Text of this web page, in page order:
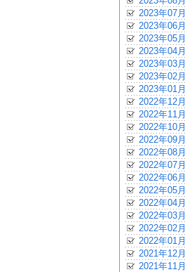
2023年07月
2023年06月
2023年05月
2023年04月
2023年03月
2023年02月
2023年01月
2022年12月
2022年11月
2022年10月
2022年09月
2022年08月
2022年07月
2022年06月
2022年05月
2022年04月
2022年03月
2022年02月
2022年01月
2021年12月
2021年11月